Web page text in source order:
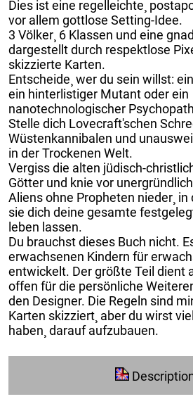
Dies ist eine regelleichte¸
vor allem gottlose Setting-Idee.
3 Völker¸ 6 Klassen und eine
dargestellt durch respektlose
skizzierte Karten.
Entscheide¸ wer du sein willst:
ein hinterlistiger Mutant oder ein
nanotechnologischer
Stelle dich Lovecraft'schen
Wüstenkannibalen und
in der Trockenen Welt.
Vergiss die alten jüdisch-
Götter und knie vor
Aliens ohne Propheten nieder¸ in
sie dich deine gesamte
leben lassen.
Du brauchst dieses Buch nicht.
erwachsenen Kindern für
entwickelt. Der größte Teil dient
offen für die persönliche
den Designer. Die Regeln sind
Karten skizziert¸ aber du wirst
haben¸ darauf aufzubauen.